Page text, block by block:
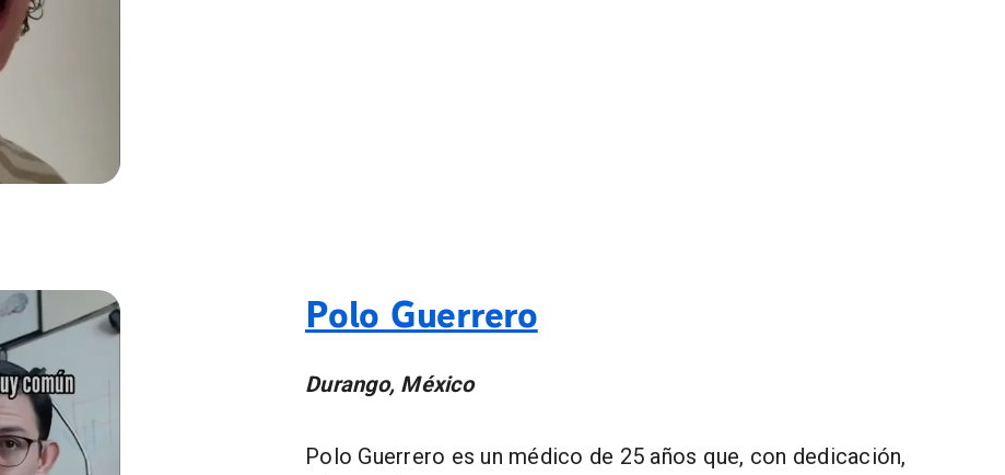
Polo Guerrero
Durango, México
Polo Guerrero es un médico de 25 años que, con dedicación,